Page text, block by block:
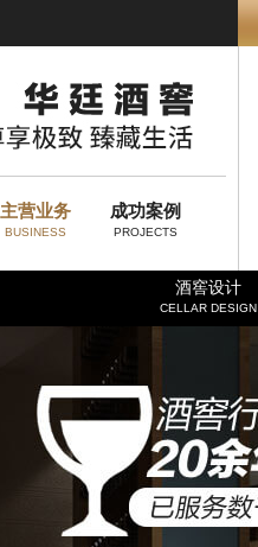
主营业务
BUSINESS
成功案例
PROJECTS
酒窖设计
CELLAR DESIGN